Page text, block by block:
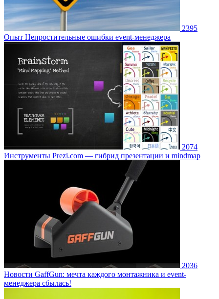
2395
Опыт Непростительные ошибки event-менеджера
2074
Инструменты Prezi.com — гибрид презентации и mindmap
2036
Новости GaffGun: мечта каждого монтажника и event-
менеджера сбылась!